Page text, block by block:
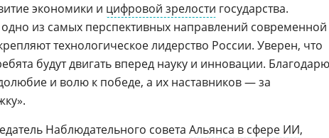
экономики и цифровой зрелости государства.
из самых перспективных направлений современной
технологическое лидерство России. Уверен, что
будут двигать вперед науку и инновации. Благодарю
и волю к победе, а их наставников — за
Наблюдательного совета Альянса в сфере ИИ,